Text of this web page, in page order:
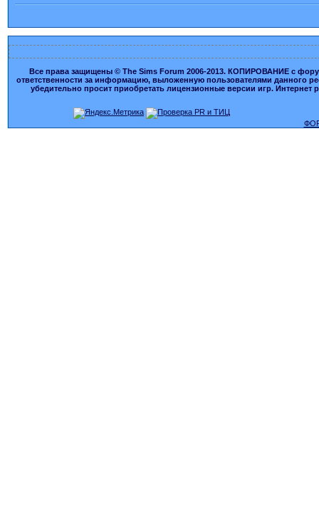
Все права защищены © The Sims Forum 2006-2013. КОПИРОВАНИЕ с
ответственности за информацию, выложенную пользователями данного
убедительно просит приобретать лицензионные версии игр.